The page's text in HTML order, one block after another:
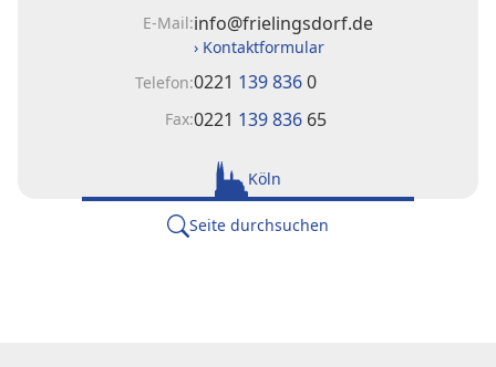
E-Mail:info@frielingsdorf.de
› Kontaktformular
Telefon:0221 139 8360
Fax:0221 139 836 65
Köln
Seite durchsuchen